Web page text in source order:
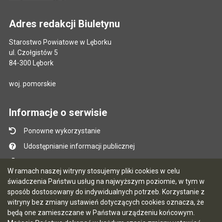
W ramach naszej witryny stosujemy pliki cookies w celu
świadczenia Państwu usług na najwyższym poziomie, w tym w
sposób dostosowany do indywidualnych potrzeb. Korzystanie z
witryny bez zmiany ustawień dotyczących cookies oznacza, że
będą one zamieszczane w Państwa urządzeniu końcowym.
Adres redakcji Biuletynu
Starostwo Powiatowe w Lęborku
ul. Czołgistów 5
84-300 Lębork
woj. pomorskie
Informacje o serwisie
Ponowne wykorzystanie
Udostępnianie informacji publicznej
Instrukcja obsługi
Statystyki oglądalności
Ostatnio dodane